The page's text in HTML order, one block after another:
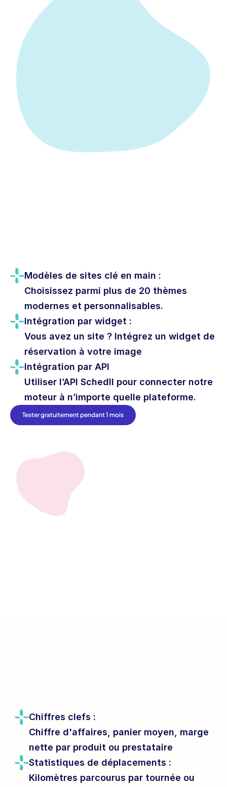
Modèles de sites clé en main :
Choisissez parmi plus de 20 thèmes
modernes et personnalisables.
Intégration par widget :
Vous avez un site ? Intégrez un widget de
réservation à votre image
Intégration par API
Utiliser l’API Schedll pour connecter notre
moteur à n’importe quelle plateforme.
Tester gratuitement pendant 1 mois
Chiffres clefs :
Chiffre d'affaires, panier moyen
marge
nette par produit ou prestataire
Statistiques de déplacements :
Kilomètres parcourus par tournée ou